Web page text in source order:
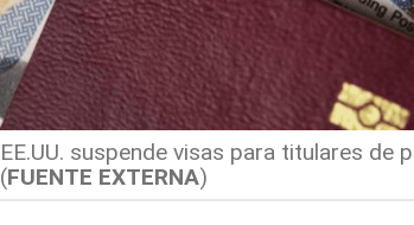
EE.UU. suspende visas para titulares de
(FUENTE EXTERNA)